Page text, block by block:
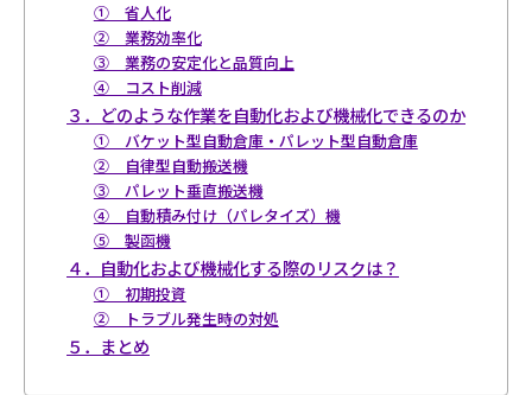
① 省人化
② 業務効率化
③ 業務の安定化と品質向上
④ コスト削減
３．どのような作業を自動化および機械化できるのか
① バケット型自動倉庫・パレット型自動倉庫
② 自律型自動搬送機
③ パレット垂直搬送機
④ 自動積み付け（パレタイズ）機
⑤ 製函機
４．自動化および機械化する際のリスクは？
① 初期投資
② トラブル発生時の対処
５．まとめ